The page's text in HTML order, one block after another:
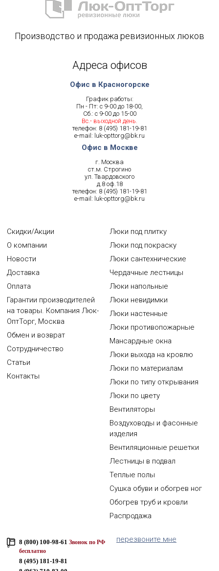
Производство и продажа ревизионных люков
Адреса офисов
Офис в Красногорске
График работы:
Пн - Пт: с 9-00 до 18-00,
Сб.: с 9-00 до 15-00
Вс.- выходной день.
телефон: 8 (495) 181-19-81
e-mail: luk-opttorg@bk.ru
Офис в Москве
г. Москва
ст.м. Строгино
ул. Твардовского
д.8 оф.18
телефон: 8 (495) 181-19-81
e-mail: luk-opttorg@bk.ru
Скидки/Акции
О компании
Новости
Доставка
Оплата
Гарантии производителей
на товары. Компания Люк-
ОптТорг, Москва
Обмен и возврат
Сотрудничество
Статьи
Контакты
Люки под плитку
Люки под покраску
Люки сантехнические
Чердачные лестницы
Люки напольные
Люки невидимки
Люки настенные
Люки противопожарные
Мансардные окна
Люки выхода на кровлю
Люки по материалам
Люки по типу открывания
Люки по цвету
Вентиляторы
Воздуховоды и фасонные
изделия
Вентиляционные решетки
Лестницы в подвал
Теплые полы
Сушка обуви и обогрев ног
Обогрев труб и кровли
Распродажа
8 (800) 100-98-61 Звонок по РФ
бесплатно
8 (495) 181-19-81
перезвоните мне